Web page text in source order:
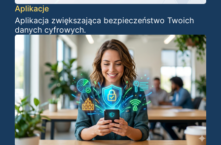
Aplikacje
Aplikacja zwiększająca bezpieczeństwo Twoich
danych cyfrowych.